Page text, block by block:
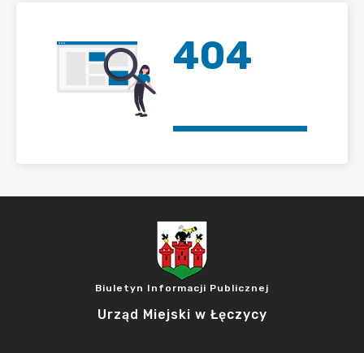
404
Biuletyn Informacji Publicznej
Urząd Miejski w Łęczycy